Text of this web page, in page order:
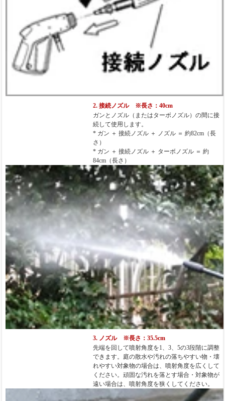
2. 接続ノズル ※長さ：40cm
ガンとノズル（またはターボノズル）の間に接
続して使用します。
* ガン ＋ 接続ノズル ＋ ノズル ＝ 約82cm（長
さ）
* ガン ＋ 接続ノズル ＋ ターボノズル ＝ 約
84cm（長さ）
3. ノズル ※長さ：35.5cm
先端を回して噴射角度を1、3、5の3段階に調整
できます。庭の散水や汚れの落ちやすい物・壊
れやすい対象物の場合は、噴射角度を広くして
ください。頑固な汚れを落とす場合・対象物が
遠い場合は、噴射角度を狭くしてください。